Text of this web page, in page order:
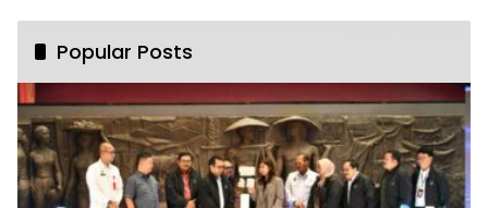
Popular Posts